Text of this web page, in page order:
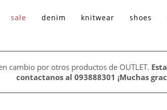
sale denim knitwear shoes
cambio por otros productos de OUTLET.
contactanos al 093888301 ¡Muchas